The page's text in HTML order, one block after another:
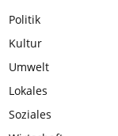
Politik
Kultur
Umwelt
Lokales
Soziales